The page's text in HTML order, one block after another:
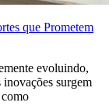
que Prometem
evoluindo,
surgem